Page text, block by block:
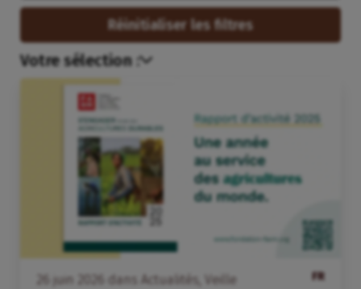
Réinitialiser les filtres
Votre sélection :
FR
juin dans Actualités
Veille